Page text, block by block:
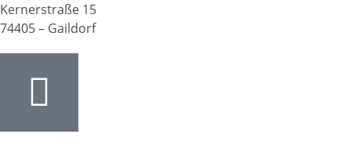
Kernerstraße 15
74405 – Gaildorf